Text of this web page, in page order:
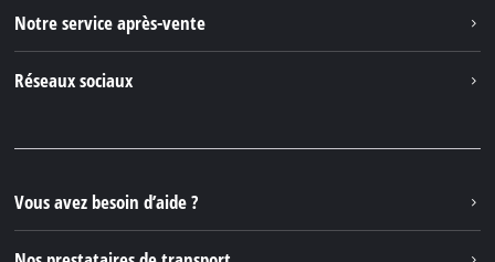
Einhell Germany AG
Notre service après-vente
Réseaux sociaux
Instagram
TikTok
Vous avez besoin d’aide ?